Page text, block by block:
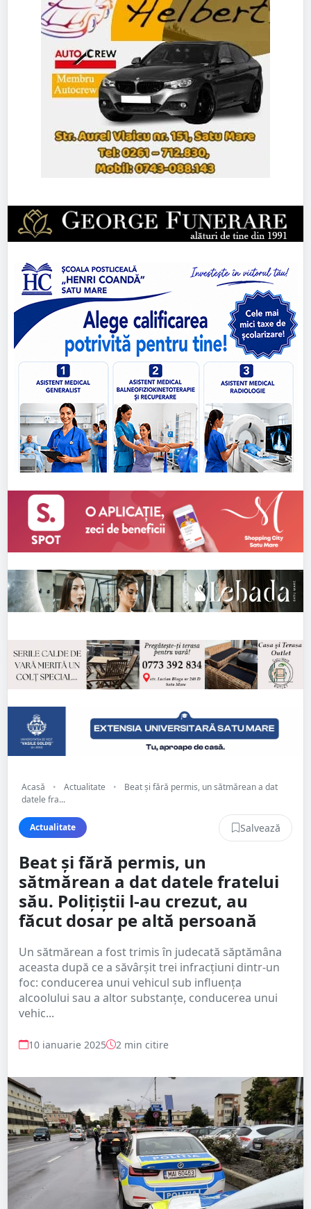
Acasă • Actualitate •
Beat și fără permis, un sătmărean a dat
datele fra...
Actualitate Salvează
Beat și fără permis, un
sătmărean a dat datele fratelui
său. Polițiștii l-au crezut, au
făcut dosar pe altă persoană
Un sătmărean a fost trimis în judecată săptămâna
aceasta după ce a săvârșit trei infracțiuni dintr-un
foc: conducerea unui vehicul sub influenţa
alcoolului sau a altor substanţe, conducerea unui
vehic...
10 ianuarie 2025 2 min citire